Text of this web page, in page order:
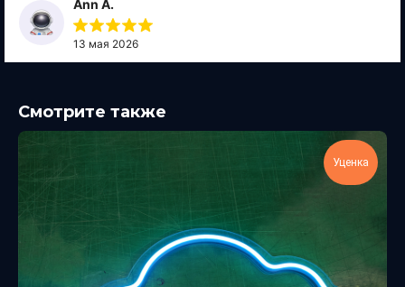
Смотрите также
Уценка